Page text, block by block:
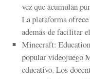
vez que acumulan
La plataforma ofrece
además de facilitar
Minecraft: Education
popular videojuego
educativo. Los